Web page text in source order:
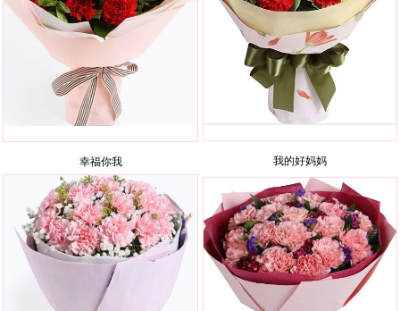
幸福你我 我的好妈妈